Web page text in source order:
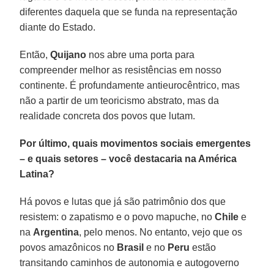
diferentes daquela que se funda na representação
diante do Estado.
Então,Quijano nos abre uma porta para
compreender melhor as resistências em nosso
continente. É profundamente antieurocêntrico, mas
não a partir de um teoricismo abstrato, mas da
realidade concreta dos povos que lutam.
Por último, quais movimentos sociais emergentes
– e quais setores – você destacaria na América
Latina?
Há povos e lutas que já são patrimônio dos que
resistem: o zapatismo e o povo mapuche, noChile e
na Argentina, pelo menos. No entanto, vejo que os
povos amazônicos no Brasil e no Peru estão
transitando caminhos de autonomia e autogoverno